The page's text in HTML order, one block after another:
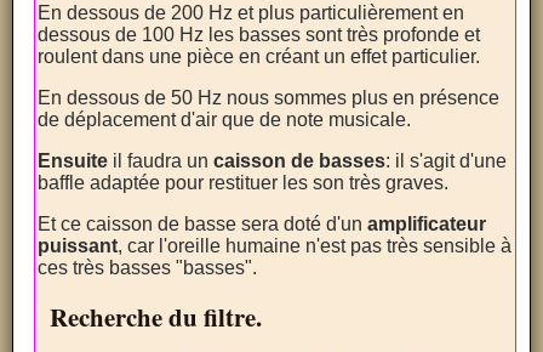
En dessous de 200 Hz et plus particulièrement en
dessous de 100 Hz les basses sont très profonde et
roulent dans une pièce en créant un effet particulier.
En dessous de 50 Hz nous sommes plus en présence
de déplacement d'air que de note musicale.
Ensuite il faudra uncaisson de basses: il s'agit d'une
baffle adaptée pour restituer les son très graves.
Et ce caisson de basse sera doté d'unamplificateur
puissant, car l'oreille humaine n'est pas très sensible à
ces très basses "basses".
Recherche du filtre.